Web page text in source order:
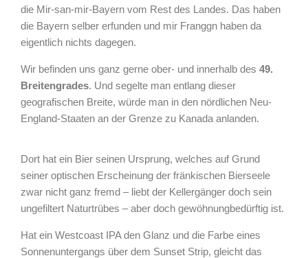
die Mir-san-mir-Bayern vom Rest des Landes. Das haben
die Bayern selber erfunden und mir Franggn haben da
eigentlich nichts dagegen.
Wir befinden uns ganz gerne ober- und innerhalb des 49.
Breitengrades. Und segelte man entlang dieser
geografischen Breite, würde man in den nördlichen Neu-
England-Staaten an der Grenze zu Kanada anlanden.
Dort hat ein Bier seinen Ursprung, welches auf Grund
seiner optischen Erscheinung der fränkischen Bierseele
zwar nicht ganz fremd – liebt der Kellergänger doch sein
ungefiltert Naturtrübes – aber doch gewöhnungbedürftig ist.
Hat ein Westcoast IPA den Glanz und die Farbe eines
Sonnenuntergangs über dem Sunset Strip, gleicht das